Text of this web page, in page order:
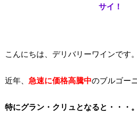
サイ！
こんにちは、デリバリーワインです。
近年、 急速に価格高騰中のブルゴー
特にグラン・クリュとなると・・・。